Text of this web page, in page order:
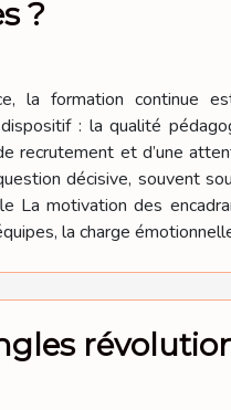
?
la formation continue
: la qualité
recrutement et d’une
décisive, souvent
La motivation des
la charge